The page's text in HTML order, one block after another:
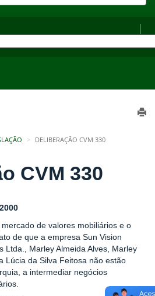
DELIBERAÇÃO CVM 330
CVM 330
de valores mobiliários e o
de que a empresa Sun Vision
Ltda., Marley Almeida Alves, Marley
Lúcia da Silva Feitosa não estão
a intermediar negócios